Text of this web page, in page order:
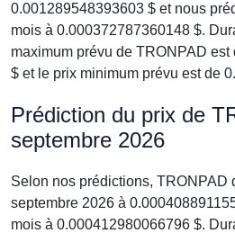
0.001289548393603 $ et nous
mois à 0.000372787360148 $.
maximum prévu de TRONPAD
$ et le prix minimum prévu est de
Prédiction du prix de
septembre 2026
Selon nos prédictions, TRONPAD
septembre 2026 à
mois à 0.000412980066796 $.